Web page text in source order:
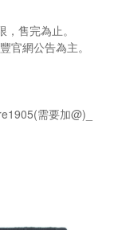
售完為止。
官網公告為主。
需要加@)_